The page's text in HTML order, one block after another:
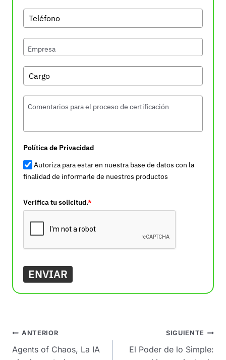
Política de Privacidad
Autoriza para estar en nuestra base de datos con la
finalidad de informarle de nuestros productos
Verifica tu solicitud.*
ENVIAR
Navegación
de
ANTERIOR
Agents of Chaos, La IA
SIGUIENTE
El Poder de lo Simple: